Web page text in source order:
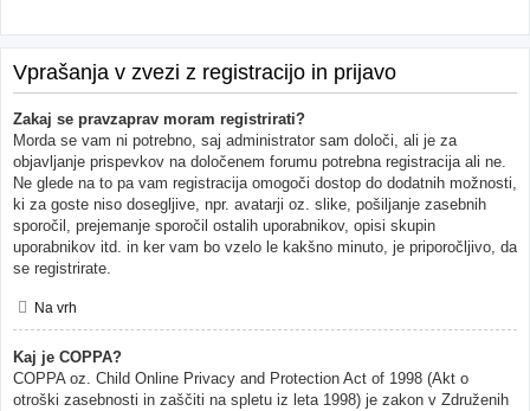
Vprašanja v zvezi z registracijo in prijavo
Zakaj se pravzaprav moram registrirati?
Morda se vam ni potrebno, saj administrator sam določi, ali je za
objavljanje prispevkov na določenem forumu potrebna registracija ali ne.
Ne glede na to pa vam registracija omogoči dostop do dodatnih možnosti,
ki za goste niso dosegljive, npr. avatarji oz. slike, pošiljanje zasebnih
sporočil, prejemanje sporočil ostalih uporabnikov, opisi skupin
uporabnikov itd. in ker vam bo vzelo le kakšno minuto, je priporočljivo, da
se registrirate.
Na vrh
Kaj je COPPA?
COPPA oz. Child Online Privacy and Protection Act of 1998 (Akt o
otroški zasebnosti in zaščiti na spletu iz leta 1998) je zakon v Združenih